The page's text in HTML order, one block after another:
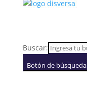
Buscar:
Botón de búsqueda